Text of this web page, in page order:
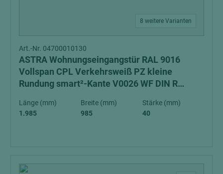
8 weitere Varianten
Art.-Nr. 04700010130
ASTRA Wohnungseingangstür RAL 9016
Vollspan CPL Verkehrsweiß PZ kleine
Rundung smart²-Kante V0026 WF DIN R
Länge (mm)
1.985
Breite (mm)
985
Stärke (mm)
40